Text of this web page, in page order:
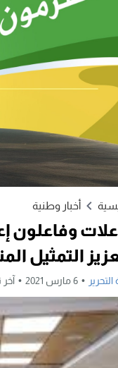
أخبار وطنية
وفاعلون
التمثيل
6 مارس 2021